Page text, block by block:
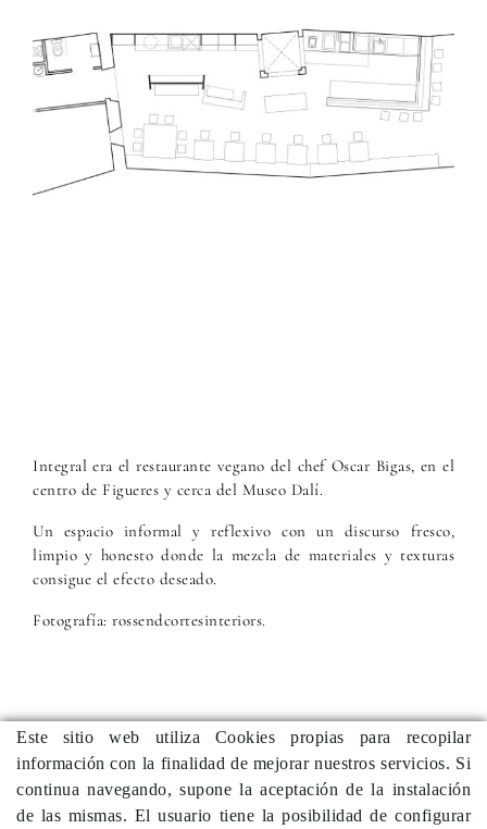
Integral era el restaurante vegano del chef Oscar Bigas, en el
centro de Figueres y cerca del Museo Dalí.
Un espacio informal y reflexivo con un discurso fresco,
limpio y honesto donde la mezcla de materiales y texturas
consigue el efecto deseado.
Fotografía: rossendcortesinteriors.
Anterior
proyecto
Volver a
proyectos
Siguiente proyecto
Este sitio web utiliza Cookies propias para recopilar
información con la finalidad de mejorar nuestros servicios. Si
continua navegando, supone la aceptación de la instalación
de las mismas. El usuario tiene la posibilidad de configurar